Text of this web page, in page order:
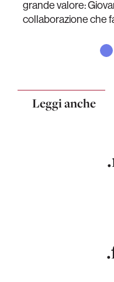
grande valore:
collaborazione che
Leggi anche